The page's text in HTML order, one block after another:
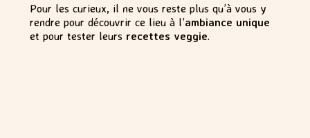
Pour les curieux, il ne vous reste plus qu’à vous y
rendre pour découvrir ce lieu à l’ambiance unique
et pour tester leurs recettes veggie.